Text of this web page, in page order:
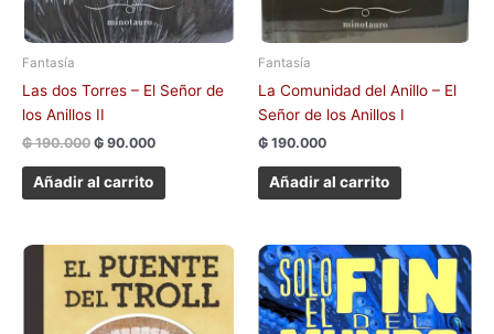
Fantasía
Las dos Torres – El Señor de
los Anillos II
₲190.000 ₲ 90.000
Añadir al carrito
Fantasía
La Comunidad del Anillo – El
Señor de los Anillos I
₲ 190.000
Añadir al carrito